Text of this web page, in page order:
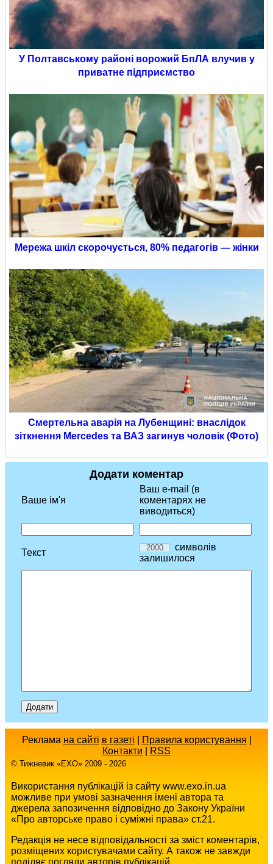
У Полтавському районі ворожий БпЛА влучив у
приватне підприємство
Мережа шкіл скорочується, 80% педагогів — жінки
Смертельна аварія на Лубенщині: внаслідок
зіткнення Mercedes та ВАЗ загинув чоловік (Фото)
Додати коментар
Ваше ім'я
Ваш e-mail (в
коментарях не
виводиться)
Текст
символів
залишилося
Реклама на сайті в газеті Правила користування
Контакти
RSS
© Тижневик «EХO» 2009 - 2026
Використання публікацій із сайту www.exo.in.ua
можливе при умові зазначення імені автора та
джерела запозичення відповідно до Закону України
«Про авторське право і суміжні права» ст.21.
Редакція не несе відповідальності за зміст коментарів,
розміщених користувачами сайту. А також не завжди